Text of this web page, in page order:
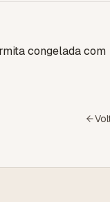
congelada com